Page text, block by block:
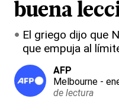
buena
El griego dijo que
que empuja al
AFP
Melbourne -
de lectura